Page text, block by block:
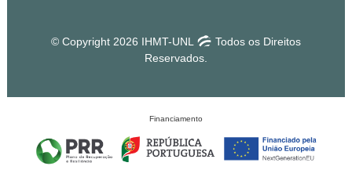
© Copyright 2026 IHMT-UNL
Todos os Direitos
Reservados.
Financiamento